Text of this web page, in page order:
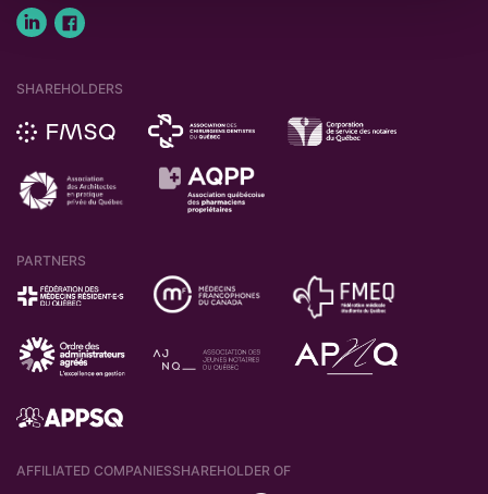
SHAREHOLDERS
PARTNERS
AFFILIATED COMPANIESSHAREHOLDER OF